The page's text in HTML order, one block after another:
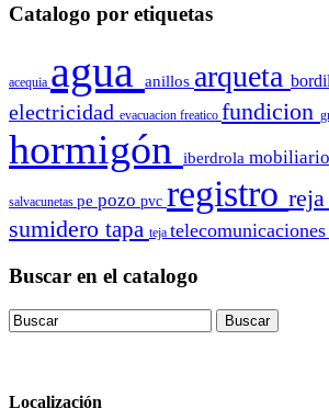
Catalogo por etiquetas
acequia agua anillos arqueta
electricidad evacuacion freatico fundicion
hormigón iberdrola
salvacunetas pe pozo pvc registro reja
sumidero tapa teja telecomunicaciones
Buscar en el catalogo
Localización